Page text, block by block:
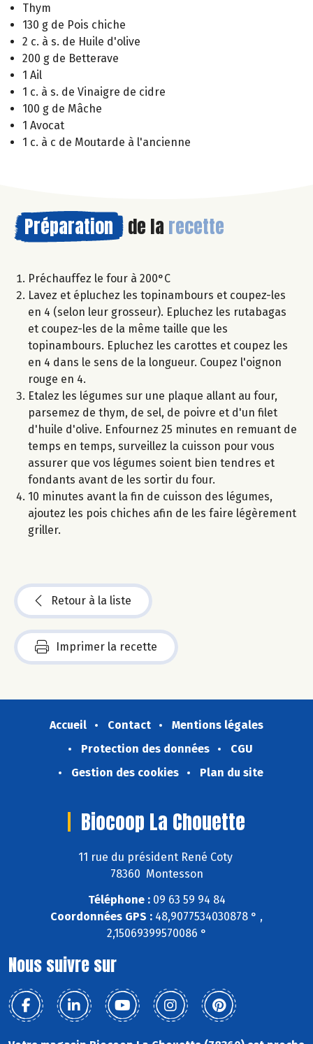
Thym
130 g de Pois chiche
2 c. à s. de Huile d'olive
200 g de Betterave
1 Ail
1 c. à s. de Vinaigre de cidre
100 g de Mâche
1 Avocat
1 c. à c de Moutarde à l'ancienne
Préparation de la recette
Préchauffez le four à 200°C
Lavez et épluchez les topinambours et coupez-les
en 4 (selon leur grosseur). Epluchez les rutabagas
et coupez-les de la même taille que les
topinambours. Epluchez les carottes et coupez les
en 4 dans le sens de la longueur. Coupez l'oignon
rouge en 4.
Etalez les légumes sur une plaque allant au four,
parsemez de thym, de sel, de poivre et d'un filet
d'huile d'olive. Enfournez 25 minutes en remuant de
temps en temps, surveillez la cuisson pour vous
assurer que vos légumes soient bien tendres et
fondants avant de les sortir du four.
10 minutes avant la fin de cuisson des légumes,
ajoutez les pois chiches afin de les faire légèrement
griller.
Retour à la liste
Imprimer la recette
Accueil Contact
Mentions légales
Protection des données
CGU
Gestion des cookies
Plan du site
Biocoop La Chouette
11 rue du président René Coty
78360 Montesson
Téléphone :09 63 59 94 84
Coordonnées GPS : 48,9077534030878 ° ,
2,15069399570086 °
Nous suivre sur